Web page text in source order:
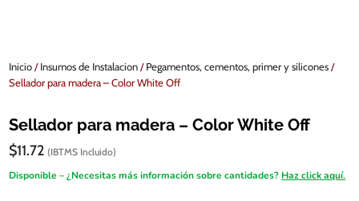
Inicio/Insumos de Instalacion/Pegamentos, cementos, primer y silicones/
Sellador para madera – Color White Off
Sellador para madera – Color White Off
$11.72 (IBTMS Incluido)
Disponible – ¿Necesitas más información sobre cantidades? Haz click aquí.